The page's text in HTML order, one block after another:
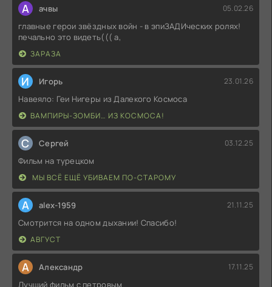
А ачвы 05.02.26
главные герои звёздных войн - в эпиЗАДИческих ролях!
печально это видеть((( а,
ЗАРАЗА
И Игорь 23.01.26
Навеяло: Геи Нигеры из Далекого Космоса
ВАМПИРЫ-ЗОМБИ… ИЗ КОСМОСА!
С Сергей 03.12.25
Фильм на турецком
МЫ ВСЁ ЕЩЁ УБИВАЕМ ПО-СТАРОМУ
A alex-1959 21.11.25
Смотрится на одном дыхании! Спасибо!
АВГУСТ
А Александр 17.11.25
Лучший фильм с петровым